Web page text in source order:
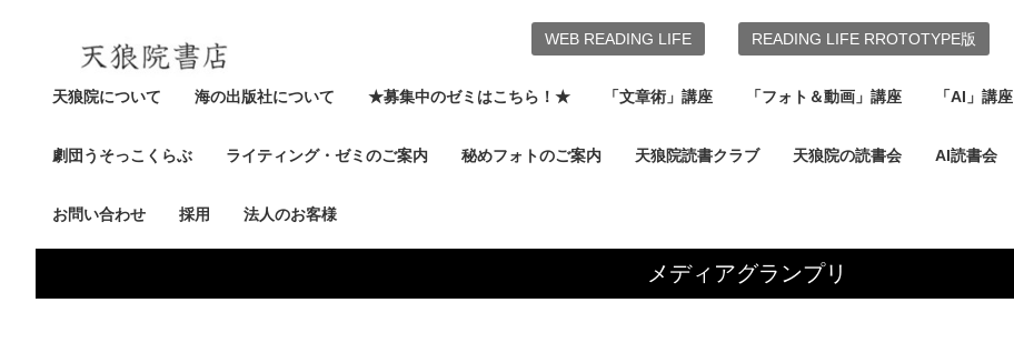
天狼院について 海の出版社について ★募集中のゼミはこちら！★ 「文章術」講座 「フォト＆動画」講座 「AI」講座
劇団うそっこくらぶ ライティング・ゼミのご案内 秘めフォトのご案内 天狼院読書クラブ 天狼院の読書会 AI読書会
お問い合わせ 採用 法人のお客様
WEB READING LIFE READING LIFE RROTOTYPE版
メディアグランプリ